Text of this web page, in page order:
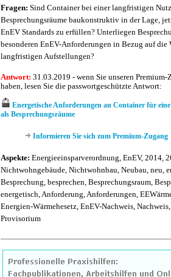
Fragen: Sind Container bei einer langfristigen
Besprechungsräume baukonstruktiv in der Lage,
EnEV Standards zu erfüllen? Unterliegen
besonderen EnEV-Anforderungen in Bezug auf die
langfristigen Aufstellungen?
Antwort: 31.03.2019 - wenn Sie unseren
haben, lesen Sie die passwortgeschützte Antwort:
Energetische Anforderungen an Container für
als Besprechungsräume
Informieren Sie sich zum Premium-Zugang
Aspekte: Energieeinsparverordnung, EnEV, 2014,
Nichtwohngebäude, Nichtwohnbau, Neubau, neu,
Besprechung, besprechen, Besprechungsraum,
energetisch, Anforderung, Anforderungen,
Energien-Wärmehesetz, EnEV-Nachweis,
Provisorium